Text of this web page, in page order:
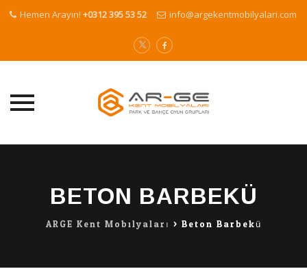
Hemen Arayın! +0312 395 53 52 info@argekentmobilyalari.com
BETON BARBEKÜ
ARGE Kent Mobilyaları > Beton Barbekü